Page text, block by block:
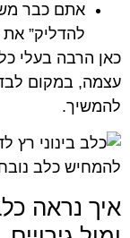
אתם כבר
להדליק”
כאן הרבה בעלי
עצמה, במקום
להמשיך.
איך נראה